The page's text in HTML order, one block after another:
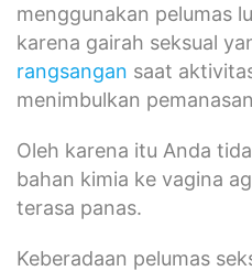
menggunakan pelumas
karena gairah seksual
rangsangan saat
menimbulkan
Oleh karena itu Anda
bahan kimia ke vagina
terasa panas.
Keberadaan pelumas